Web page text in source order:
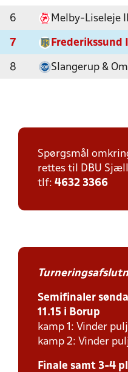
6 Melby-Liseleje
7 Frederikssund
8 Slangerup &
Spørgsmål
rettes til DBU
tlf: 4632 3366
Semifinaler
11.15 i Borup
kamp 1: Vinder
kamp 2: Vinder
Finale samt 3-4